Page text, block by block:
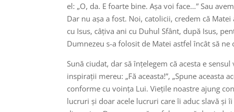
el: „O, da. E foarte bine. Așa voi face…” Sau
Dar nu așa a fost. Noi, catolicii, credem că
cu Isus, câțiva ani cu Duhul Sfânt, după Isus,
Dumnezeu s-a folosit de Matei astfel încât să
Sună ciudat, dar să înțelegem că acesta e
inspirații mereu: „Fă aceasta!”, „Spune aceasta
conforme cu voința Lui. Viețile noastre ajung
lucruri și doar acele lucruri care îi aduc slavă